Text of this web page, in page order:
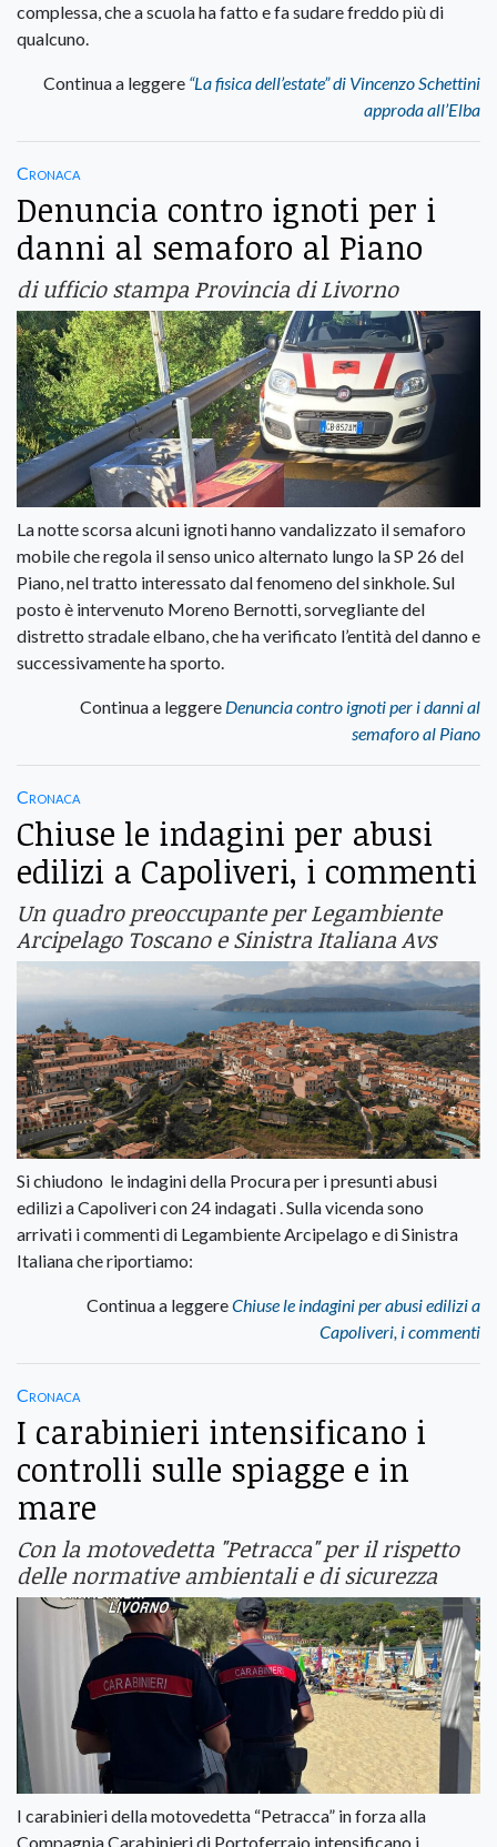
complessa, che a scuola ha fatto e fa sudare freddo più di
qualcuno.
Continua a leggere “La fisica dell’estate” di Vincenzo Schettini
approda all’Elba
Cronaca
Denuncia contro ignoti per i
danni al semaforo al Piano
di ufficio stampa Provincia di Livorno
La notte scorsa alcuni ignoti hanno vandalizzato il semaforo
mobile che regola il senso unico alternato lungo la SP 26 del
Piano, nel tratto interessato dal fenomeno del sinkhole. Sul
posto è intervenuto Moreno Bernotti, sorvegliante del
distretto stradale elbano, che ha verificato l’entità del danno e
successivamente ha sporto.
Continua a leggere Denuncia contro ignoti per i danni al
semaforo al Piano
Cronaca
Chiuse le indagini per abusi
edilizi a Capoliveri, i commenti
Un quadro preoccupante per Legambiente
Arcipelago Toscano e Sinistra Italiana Avs
Si chiudono le indagini della Procura per i presunti abusi
edilizi a Capoliveri con 24 indagati . Sulla vicenda sono
arrivati i commenti di Legambiente Arcipelago e di Sinistra
Italiana che riportiamo:
Continua a leggereChiuse le indagini per abusi edilizi a
Capoliveri, i commenti
Cronaca
I carabinieri intensificano i
controlli sulle spiagge e in
mare
Con la motovedetta "Petracca" per il rispetto
delle normative ambientali e di sicurezza
I carabinieri della motovedetta “Petracca” in forza alla
Compagnia Carabinieri di Portoferraio intensificano i